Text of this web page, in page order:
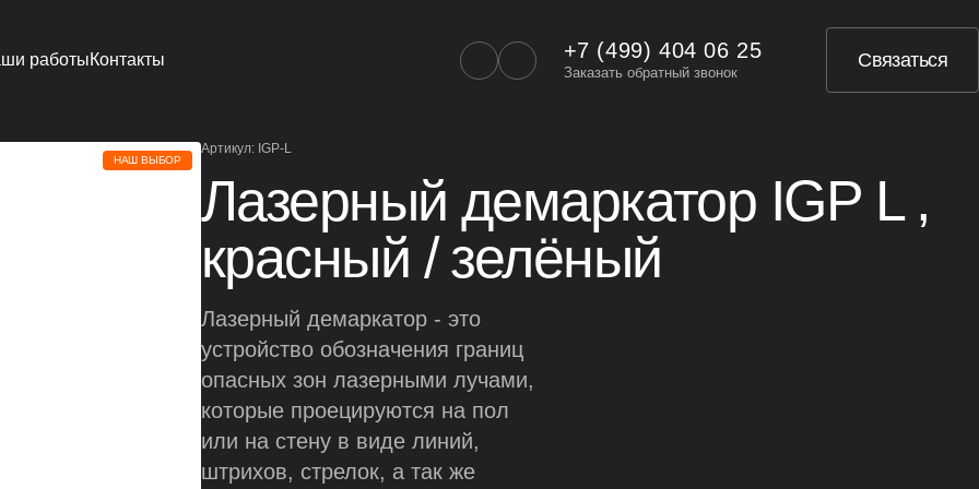
работыКонтакты +7 (499) 404 06 25
Заказать обратный звонок
Связаться
НАШ ВЫБОР
Артикул: IGP-L
Лазерный демаркатор IGP L ,
красный / зелёный
Лазерный демаркатор - это
устройство обозначения границ
опасных зон лазерными лучами,
которые проецируются на пол
или на стену в виде линий,
штрихов, стрелок, а так же